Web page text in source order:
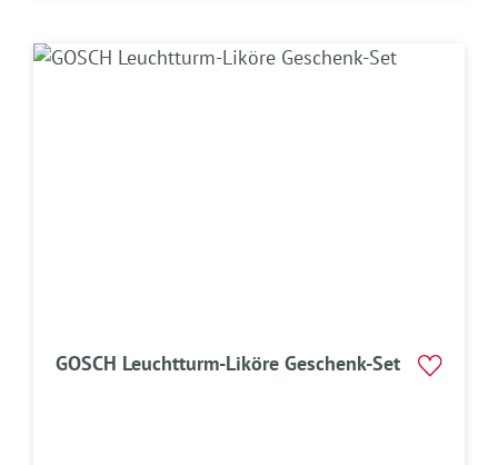
GOSCH Leuchtturm-Liköre Geschenk-Set